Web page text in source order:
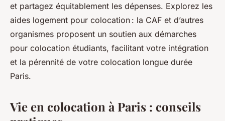
et partagez équitablement les dépenses. Explorez les
aides logement pour colocation : la CAF et d’autres
organismes proposent un soutien aux démarches
pour colocation étudiants, facilitant votre intégration
et la pérennité de votre colocation longue durée
Paris.
Vie en colocation à Paris : conseils